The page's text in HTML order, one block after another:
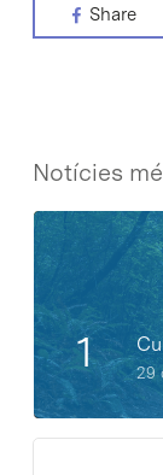
Share
Notícies
29